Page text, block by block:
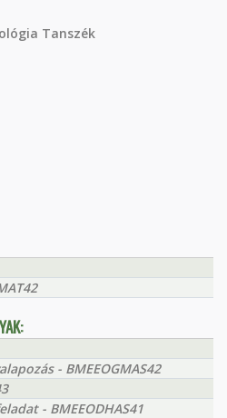
Tanszék
- BMEEOGMAS42
- BMEEODHAS41